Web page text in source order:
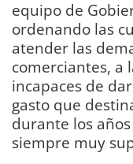
equipo de
ordenando las
atender las
comerciantes, a
incapaces de
gasto que
durante los
siempre muy